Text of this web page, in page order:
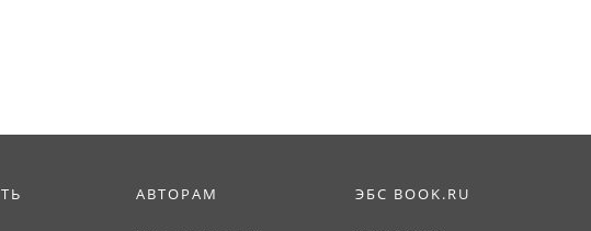
АВТОРАМ ЭБС BOOK.RU